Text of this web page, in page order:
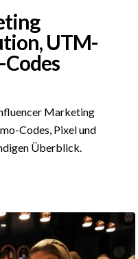
UTM-
Marketing
Codes, Pixel und
Überblick.